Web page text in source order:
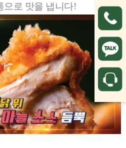
으로 맛을 냅니다!